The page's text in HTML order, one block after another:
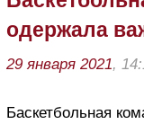
одержала
29 января 2021,
Баскетбольная